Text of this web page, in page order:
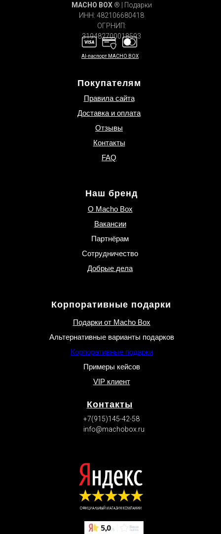
Покупателям
Правила сайта
Доставка и оплата
Отзывы
Контакты
FAQ
Наш бренд
О Macho Box
Вакансии
Партнёрам
Сотрудничество
Добрые дела
Корпоративные подарки
Подарки от Macho Box
Альтернативные варианты подарков
Корпоративные подарки
Примеры кейсов
VIP клиент
MACHO BOX® | Подарки
ИНН: 482106680418
ОГРНИП:
319482700018593
Контакты
+7(915)145-42-58
info@machobox.ru
AI-паспорт MACHO BOX